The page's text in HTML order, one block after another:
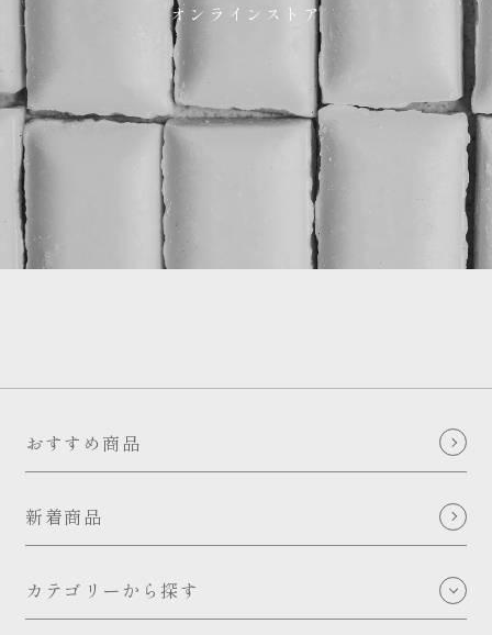
オンラインストア
おすすめ商品
新着商品
カテゴリーから探す